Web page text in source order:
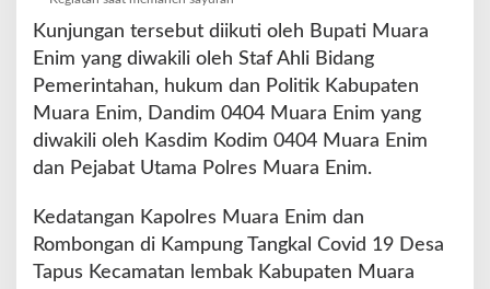
e
d
a
a
n
n
S
y
Kunjungan tersebut diikuti oleh Bupati Muara
Enim yang diwakili oleh Staf Ahli Bidang
Pemerintahan, hukum dan Politik Kabupaten
Muara Enim, Dandim 0404 Muara Enim yang
diwakili oleh Kasdim Kodim 0404 Muara Enim
dan Pejabat Utama Polres Muara Enim.
Kedatangan Kapolres Muara Enim dan
Rombongan di Kampung Tangkal Covid 19 Desa
Tapus Kecamatan lembak Kabupaten Muara